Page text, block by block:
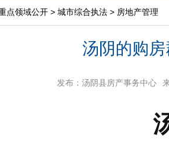
点领域公开 > 城市综合执法 > 房地产管理
汤阴的购
发布：汤阴县房产事务中心